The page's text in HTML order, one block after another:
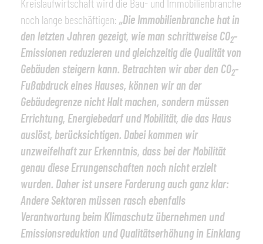
Kreislaufwirtschaft wird die Bau- und Immobilienbranche
noch lange beschäftigen: „Die Immobilienbranche hat in
den letzten Jahren gezeigt, wie man schrittweise CO2-
Emissionen reduzieren und gleichzeitig die Qualität von
Gebäuden steigern kann. Betrachten wir aber den CO2-
Fußabdruck eines Hauses, können wir an der
Gebäudegrenze nicht Halt machen, sondern müssen
Errichtung, Energiebedarf und Mobilität, die das Haus
auslöst, berücksichtigen. Dabei kommen wir
unzweifelhaft zur Erkenntnis, dass bei der Mobilität
genau diese Errungenschaften noch nicht erzielt
wurden. Daher ist unsere Forderung auch ganz klar:
Andere Sektoren müssen rasch ebenfalls
Verantwortung beim Klimaschutz übernehmen und
Emissionsreduktion und Qualitätserhöhung in Einklang